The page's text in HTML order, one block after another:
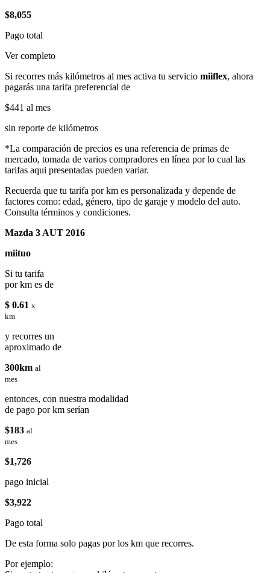
$8,055
Pago total
Ver completo
Si recorres más kilómetros al mes activa tu servicio miiflex, ahora
pagarás una tarifa preferencial de
$441 al mes
sin reporte de kilómetros
*La comparación de precios es una referencia de primas de
mercado, tomada de varios compradores en línea por lo cual las
tarifas aqui presentadas pueden variar.
Recuerda que tu tarifa por km es personalizada y depende de
factores como: edad, género, tipo de garaje y modelo del auto.
Consulta términos y condiciones.
Mazda 3 AUT 2016
miituo
Si tu tarifa
por km es de
$ 0.61 x
km
y recorres un
aproximado de
300km al
mes
entonces, con nuestra modalidad
de pago por km serían
$183 al
mes
$1,726
pago inicial
$3,922
Pago total
De esta forma solo pagas por los km que recorres.
Por ejemplo: